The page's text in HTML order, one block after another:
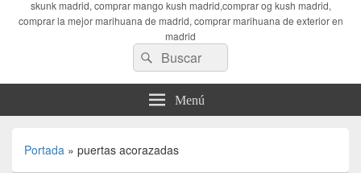
skunk madrid, comprar mango kush madrid,comprar og kush madrid,
comprar la mejor marihuana de madrid, comprar marihuana de exterior en
madrid
Buscar
por:
Buscar
Menú
Portada » puertas acorazadas